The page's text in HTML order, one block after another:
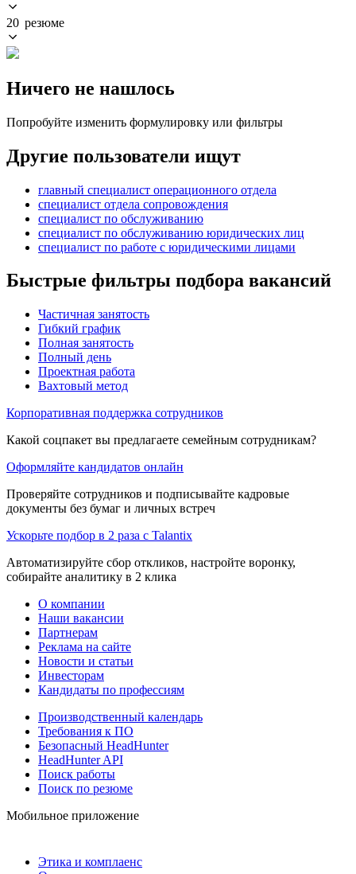
20 резюме
Ничего не нашлось
Попробуйте изменить формулировку или фильтры
Другие пользователи ищут
главный специалист операционного отдела
специалист отдела сопровождения
специалист по обслуживанию
специалист по обслуживанию юридических лиц
специалист по работе с юридическими лицами
Быстрые фильтры подбора вакансий
Частичная занятость
Гибкий график
Полная занятость
Полный день
Проектная работа
Вахтовый метод
Корпоративная поддержка сотрудников
Какой соцпакет вы предлагаете семейным сотрудникам?
Оформляйте кандидатов онлайн
Проверяйте сотрудников и подписывайте кадровые
документы без бумаг и личных встреч
Ускорьте подбор в 2 раза с Talantix
Автоматизируйте сбор откликов, настройте воронку,
собирайте аналитику в 2 клика
О компании
Наши вакансии
Партнерам
Реклама на сайте
Новости и статьи
Инвесторам
Кандидаты по профессиям
Производственный календарь
Требования к ПО
Безопасный HeadHunter
HeadHunter API
Поиск работы
Поиск по резюме
Мобильное приложение
Этика и комплаенс